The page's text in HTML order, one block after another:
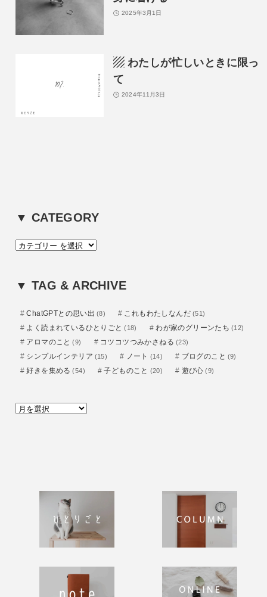
2025年3月1日
▨ わたしが忙しいときに限っ
て
2024年11月3日
▼ CATEGORY
カ
リ
▼ TAG & ARCHIVE
ChatGPTとの思い出 (8) これもわたしなんだ (51)
よく読まれているひとりごと (18) わが家のグリーンたち (12)
アロマのこと (9) コツコツつみかさねる (23)
シンプルインテリア (15) ノート (14) ブログのこと (9)
好きを集める (54) 子どものこと (20) 遊び心 (9)
ア